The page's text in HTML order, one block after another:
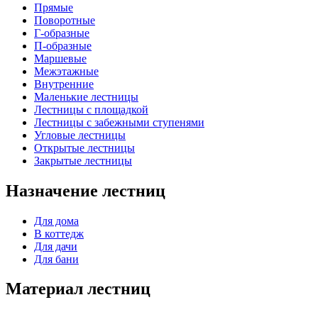
Прямые
Поворотные
Г-образные
П-образные
Маршевые
Межэтажные
Внутренние
Маленькие лестницы
Лестницы с площадкой
Лестницы с забежными ступенями
Угловые лестницы
Открытые лестницы
Закрытые лестницы
Назначение лестниц
Для дома
В коттедж
Для дачи
Для бани
Материал лестниц